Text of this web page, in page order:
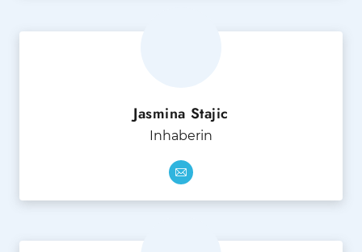
Jasmina Stajic
Inhaberin